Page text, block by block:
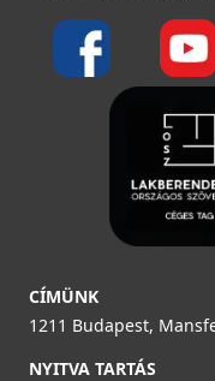
CÍMÜNK
1211 Budapest,
NYITVA TARTÁS